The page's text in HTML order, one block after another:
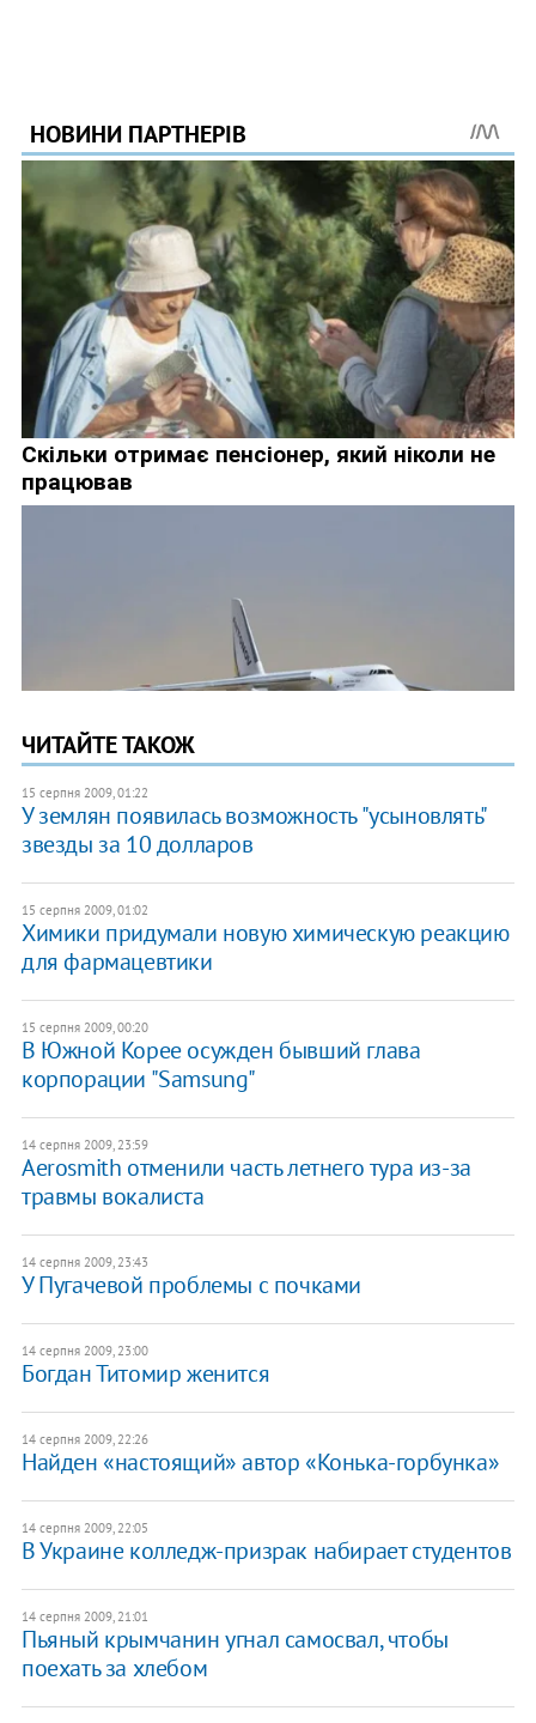
ЧИТАЙТЕ ТАКОЖ
15 серпня 2009, 01:22
У землян появилась возможность "усыновлять"
звезды за 10 долларов
15 серпня 2009, 01:02
Химики придумали новую химическую реакцию
для фармацевтики
15 серпня 2009, 00:20
В Южной Корее осужден бывший глава
корпорации "Samsung"
14 серпня 2009, 23:59
Aerosmith отменили часть летнего тура из-за
травмы вокалиста
14 серпня 2009, 23:43
У Пугачевой проблемы с почками
14 серпня 2009, 23:00
Богдан Титомир женится
14 серпня 2009, 22:26
Найден «настоящий» автор «Конька-горбунка»
14 серпня 2009, 22:05
В Украине колледж-призрак набирает студентов
14 серпня 2009, 21:01
Пьяный крымчанин угнал самосвал, чтобы
поехать за хлебом